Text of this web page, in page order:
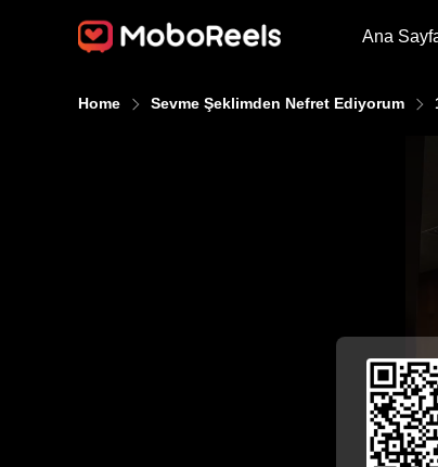
Ana
Home Sevme Şeklimden Nefret Ediyorum